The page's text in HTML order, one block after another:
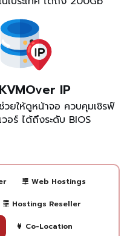
KVMOver IP
ช่วยให้ดูหน้าจอ ควบคุมเซิรฟ์
เวอร์ ได้ถึงระดับ BIOS
Web Hostings
Hostings Reseller
Co-Location